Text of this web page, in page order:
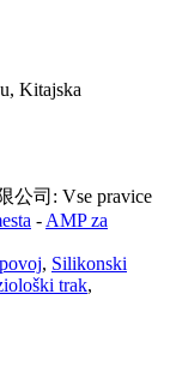
Kitajska
公司: Vse pravice
- AMP za
, Silikonski
trak,